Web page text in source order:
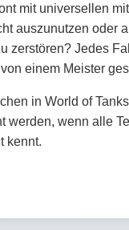
mit universellen
auszunutzen oder
zerstören? Jedes
einem Meister
in World of
werden, wenn alle
kennt.